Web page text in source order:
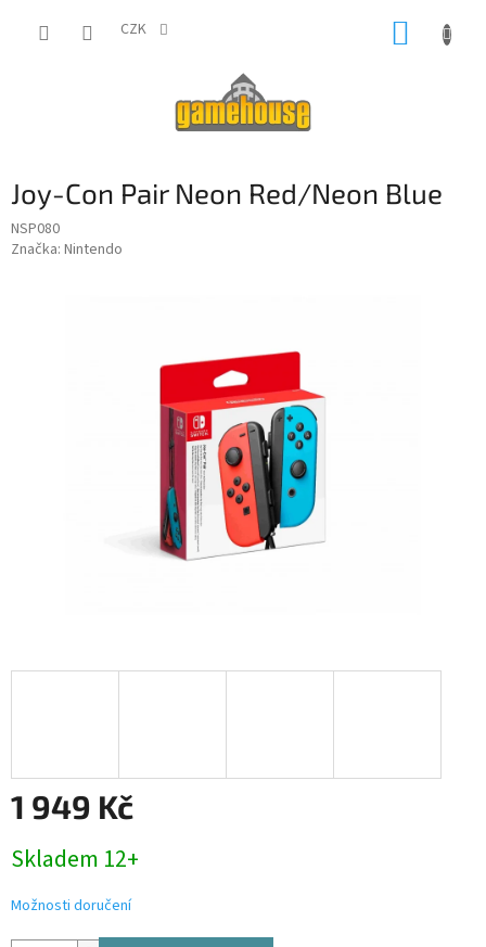
CZK
Joy-Con Pair Neon Red/Neon Blue
NSP080
Značka: Nintendo
1 949 Kč
cena:
Skladem 12+
Možnosti doručení